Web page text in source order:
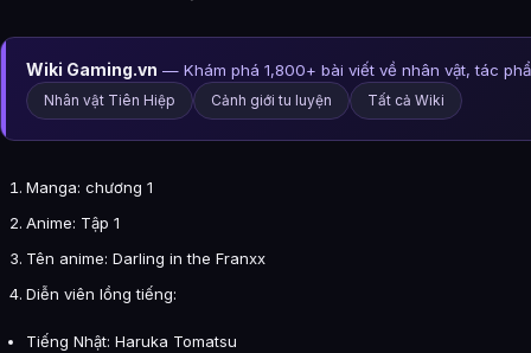
Wiki Gaming.vn — Khám phá 1,800+ bài viết về nhân vật, tác
Nhân vật Tiên Hiệp Cảnh giới tu luyện Tất cả Wiki
Manga: chương 1
Anime: Tập 1
Tên anime: Darling in the Franxx
Diễn viên lồng tiếng:
Tiếng Nhật: Haruka Tomatsu